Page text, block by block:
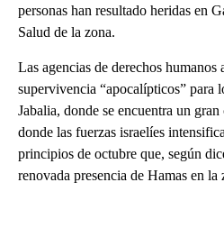
personas han resultado heridas en
Salud de la zona.
Las agencias de derechos
supervivencia “apocalípticos” para
Jabalia, donde se encuentra un
donde las fuerzas israelíes
principios de octubre que, según
renovada presencia de Hamas en la